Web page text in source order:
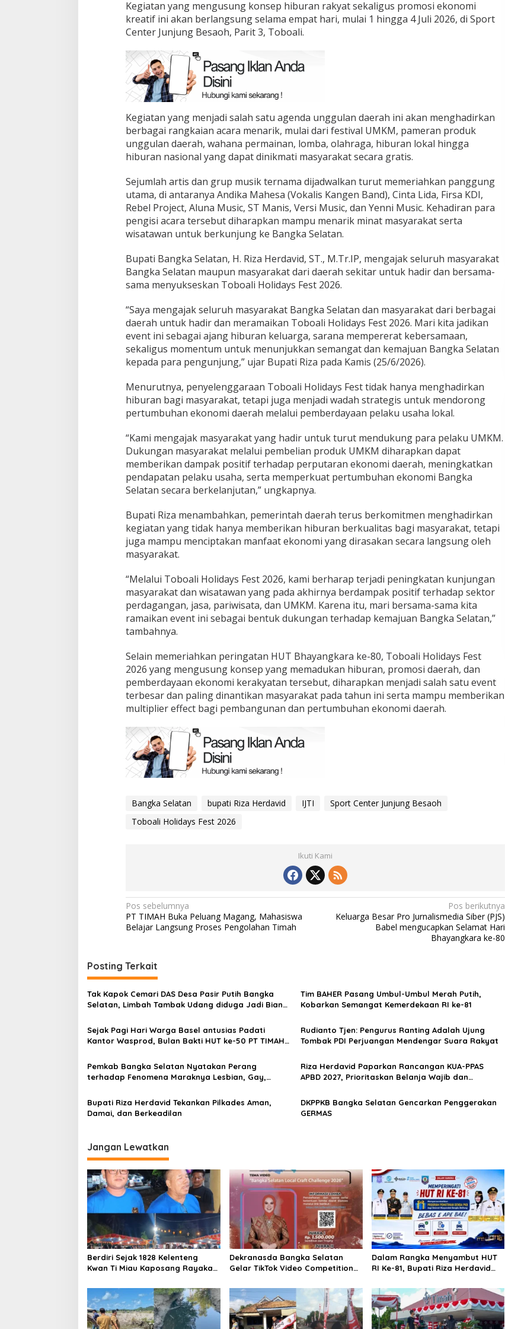
Kegiatan yang mengusung konsep hiburan rakyat sekaligus promosi ekonomi
kreatif ini akan berlangsung selama empat hari, mulai 1 hingga 4 Juli 2026, di Sport
Center Junjung Besaoh, Parit 3, Toboali.
Kegiatan yang menjadi salah satu agenda unggulan daerah ini akan menghadirkan
berbagai rangkaian acara menarik, mulai dari festival UMKM, pameran produk
unggulan daerah, wahana permainan, lomba, olahraga, hiburan lokal hingga
hiburan nasional yang dapat dinikmati masyarakat secara gratis.
Sejumlah artis dan grup musik ternama dijadwalkan turut memeriahkan panggung
utama, di antaranya Andika Mahesa (Vokalis Kangen Band), Cinta Lida, Firsa KDI,
Rebel Project, Aluna Music, ST Manis, Versi Music, dan Yenni Music. Kehadiran para
pengisi acara tersebut diharapkan mampu menarik minat masyarakat serta
wisatawan untuk berkunjung ke Bangka Selatan.
Bupati Bangka Selatan, H. Riza Herdavid, ST., M.Tr.IP, mengajak seluruh masyarakat
Bangka Selatan maupun masyarakat dari daerah sekitar untuk hadir dan bersama-
sama menyukseskan Toboali Holidays Fest 2026.
“Saya mengajak seluruh masyarakat Bangka Selatan dan masyarakat dari berbagai
daerah untuk hadir dan meramaikan Toboali Holidays Fest 2026. Mari kita jadikan
event ini sebagai ajang hiburan keluarga, sarana mempererat kebersamaan,
sekaligus momentum untuk menunjukkan semangat dan kemajuan Bangka Selatan
kepada para pengunjung,” ujar Bupati Riza pada Kamis (25/6/2026).
Menurutnya, penyelenggaraan Toboali Holidays Fest tidak hanya menghadirkan
hiburan bagi masyarakat, tetapi juga menjadi wadah strategis untuk mendorong
pertumbuhan ekonomi daerah melalui pemberdayaan pelaku usaha lokal.
“Kami mengajak masyarakat yang hadir untuk turut mendukung para pelaku UMKM.
Dukungan masyarakat melalui pembelian produk UMKM diharapkan dapat
memberikan dampak positif terhadap perputaran ekonomi daerah, meningkatkan
pendapatan pelaku usaha, serta memperkuat pertumbuhan ekonomi Bangka
Selatan secara berkelanjutan,” ungkapnya.
Bupati Riza menambahkan, pemerintah daerah terus berkomitmen menghadirkan
kegiatan yang tidak hanya memberikan hiburan berkualitas bagi masyarakat, tetapi
juga mampu menciptakan manfaat ekonomi yang dirasakan secara langsung oleh
masyarakat.
“Melalui Toboali Holidays Fest 2026, kami berharap terjadi peningkatan kunjungan
masyarakat dan wisatawan yang pada akhirnya berdampak positif terhadap sektor
perdagangan, jasa, pariwisata, dan UMKM. Karena itu, mari bersama-sama kita
ramaikan event ini sebagai bentuk dukungan terhadap kemajuan Bangka Selatan,”
tambahnya.
Selain memeriahkan peringatan HUT Bhayangkara ke-80, Toboali Holidays Fest
2026 yang mengusung konsep yang memadukan hiburan, promosi daerah, dan
pemberdayaan ekonomi kerakyatan tersebut, diharapkan menjadi salah satu event
terbesar dan paling dinantikan masyarakat pada tahun ini serta mampu memberikan
multiplier effect bagi pembangunan dan pertumbuhan ekonomi daerah.
Bangka Selatan bupati Riza Herdavid IJTI
Sport Center Junjung Besaoh
Toboali Holidays Fest 2026
Ikuti Kami
Navigasi
pos
Pos sebelumnya
PT TIMAH Buka Peluang Magang, Mahasiswa
Belajar Langsung Proses Pengolahan Timah
Pos berikutnya
Keluarga Besar Pro Jurnalismedia Siber (PJS)
Babel mengucapkan Selamat Hari
Bhayangkara ke-80
Posting Terkait
Tak Kapok Cemari DAS Desa Pasir Putih Bangka
Selatan, Limbah Tambak Udang diduga Jadi Biang
Tim BAHER Pasang Umbul-Umbul Merah Putih,
Kobarkan Semangat Kemerdekaan RI ke-81
Sejak Pagi Hari Warga Basel antusias Padati
Kantor Wasprod, Bulan Bakti HUT ke-50 PT TIMAH
Khitanan Massal
Rudianto Tjen: Pengurus Ranting Adalah Ujung
Tombak PDI Perjuangan Mendengar Suara Rakyat
Pemkab Bangka Selatan Nyatakan Perang
terhadap Fenomena Maraknya Lesbian, Gay,
Riza Herdavid Paparkan Rancangan KUA-PPAS
APBD 2027, Prioritaskan Belanja Wajib dan
Bupati Riza Herdavid Tekankan Pilkades Aman,
Damai, dan Berkeadilan
DKPPKB Bangka Selatan Gencarkan Penggerakan
GERMAS
Jangan Lewatkan
Berdiri Sejak 1828 Kelenteng
Kwan Ti Miau Kaposang Rayakan
Meriah
Dekranasda Bangka Selatan
Gelar TikTok Video Competition
Dalam Rangka Menyambut HUT
RI Ke-81, Bupati Riza Herdavid
Program Pemutihan Pajak
Kendaraan Bermotor